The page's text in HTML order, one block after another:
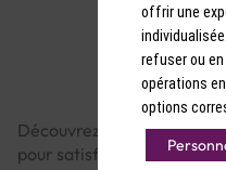
Découvrez notre
pour satisfaire votre soif
offrir une
refuser ou
opérations
options